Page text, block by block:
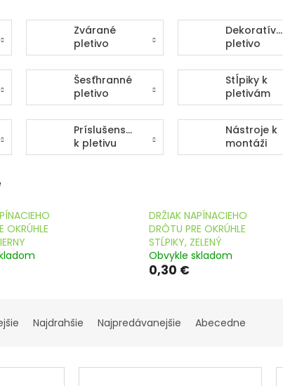
Zvárané
pletivo
Dekoratívne
pletivo
Šesťhranné
pletivo
Stĺpiky k
pletivám
Príslušenstvo
k pletivu
Nástroje k
montáži
plotov
OKRÚHLE
DRŽIAK NAPÍNACIEHO
DRÔTU PRE OKRÚHLE
STĹPIKY, ZELENÝ
Obvykle skladom
0,30 €
Najdrahšie Najpredávanejšie Abecedne